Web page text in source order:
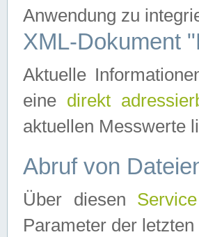
Anwendung zu
XML-Dokument
Aktuelle
eine direkt
aktuellen Messwerte
Abruf von
Über diesen Service
Parameter der